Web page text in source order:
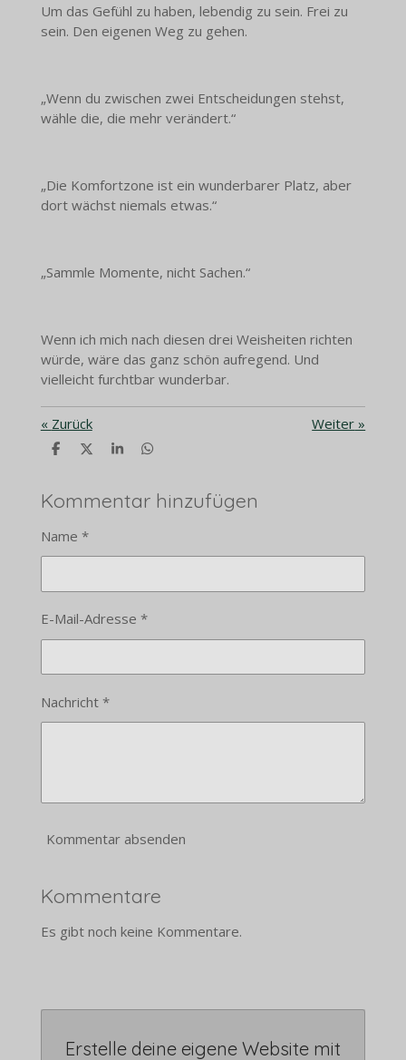
Um das Gefühl zu haben, lebendig zu sein. Frei zu
sein. Den eigenen Weg zu gehen.
„Wenn du zwischen zwei Entscheidungen stehst,
wähle die, die mehr verändert.“
„Die Komfortzone ist ein wunderbarer Platz, aber
dort wächst niemals etwas.“
„Sammle Momente, nicht Sachen.“
Wenn ich mich nach diesen drei Weisheiten richten
würde, wäre das ganz schön aufregend. Und
vielleicht furchtbar wunderbar.
« Zurück Weiter »
T
l
e
T
l
e
T
l
e
T
l
Kommentar hinzufügen
Name *
E-Mail-Adresse *
Nachricht *
Kommentar absenden
Kommentare
Es gibt noch keine Kommentare.
Erstelle deine eigene Website mit